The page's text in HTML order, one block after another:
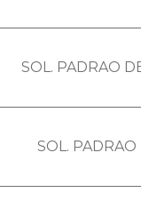
SOL. PADRAO
SOL.